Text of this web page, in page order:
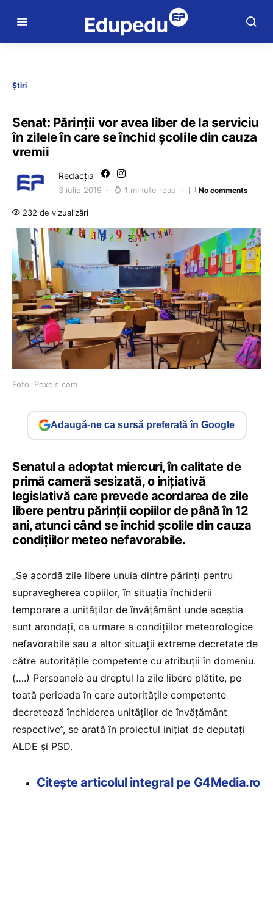
Știri
Senat: Părinții vor avea liber de la serviciu
în zilele în care se închid școlile din cauza
vremii
Redacția
3 iulie 2019 1 minute read No comments
232 de vizualizări
Foto: Pexels.com
Adaugă-ne ca sursă preferată în Google
Senatul a adoptat miercuri, în calitate de
primă cameră sesizată, o inițiativă
legislativă care prevede acordarea de zile
libere pentru părinții copiilor de până în 12
ani, atunci când se închid școlile din cauza
condițiilor meteo nefavorabile.
„Se acordă zile libere unuia dintre părinţi pentru
supravegherea copiilor, în situaţia închiderii
temporare a unităţilor de învăţământ unde aceştia
sunt arondaţi, ca urmare a condiţiilor meteorologice
nefavorabile sau a altor situaţii extreme decretate de
către autorităţile competente cu atribuţii în domeniu.
(….) Persoanele au dreptul la zile libere plătite, pe
toată perioada în care autorităţile competente
decretează închiderea unităţilor de învăţământ
respective”, se arată în proiectul iniţiat de deputaţi
ALDE şi PSD.
Citește articolul integral pe G4Media.ro